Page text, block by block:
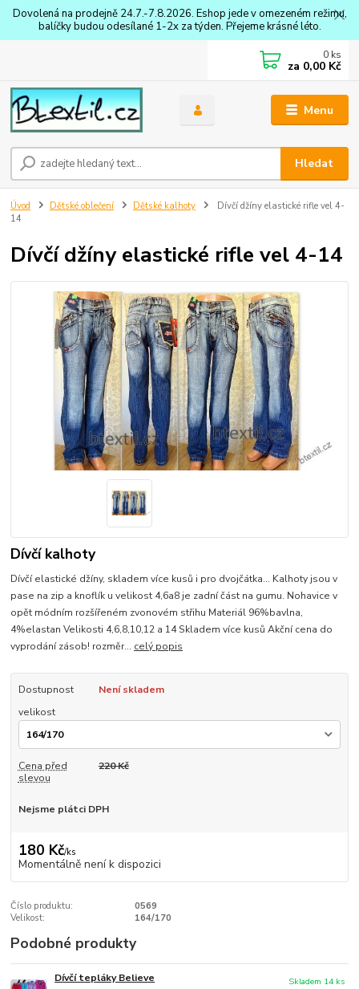
Dovolená na prodejně 24.7.-7.8.2026. Eshop jede v omezeném režimu,
balíčky budou odesílané 1-2x za týden. Přejeme krásné léto.
Menu
Hledat
0 ks
za 0,00 Kč
Úvod Dětské oblečení Dětské kalhoty
Dívčí džíny elastické rifle vel 4-
14
Dívčí džíny elastické rifle vel 4-14
Dívčí kalhoty
Dívčí elastické džíny, skladem více kusů i pro dvojčátka... Kalhoty jsou v
pase na zip a knoflík u velikost 4,6a8 je zadní část na gumu. Nohavice v
opět módním rozšířeném zvonovém střihu Materiál 96%bavlna,
4%elastan Velikosti 4,6,8,10,12 a 14 Skladem více kusů Akční cena do
vyprodání zásob! rozměr... celý popis
Dostupnost
Není skladem
velikost
Cena před
slevou
220 Kč
Nejsme plátci DPH
180 Kč/ks
Momentálně není k dispozici
Číslo produktu:
0569
Velikost:
164/170
Podobné produkty
Dívčí tepláky Believe
Skladem 14 ks